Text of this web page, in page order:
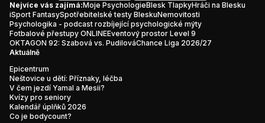
Nejvíce vás zajímá:Moje PsychologieBlesk TlapkyHráči na Blesku
iSport FantasySpotřebitelské testy BleskuNemovitosti
Psychologika - podcast rozbíjející psychologické mýty
Fotbalové přestupy ONLINEEventový prostor Level 9
OKTAGON 92: Szabová vs. PudilováChance Liga 2026/27
Aktuálně
Epicentrum
Neštovice u dětí: Příznaky, léčba
V čem jezdí Yamal a Mesii?
Kvízy pro seniory
Kalendář úplňků 2026
Co je bodycount?